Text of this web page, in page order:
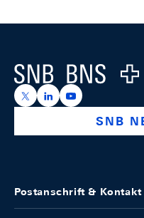
Logo
https://x.com/snb_bns
https://https://
SNB
Postanschrift & Kontakt